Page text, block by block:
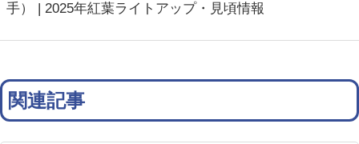
手） | 2025年紅葉ライトアップ・見頃情報
関連記事